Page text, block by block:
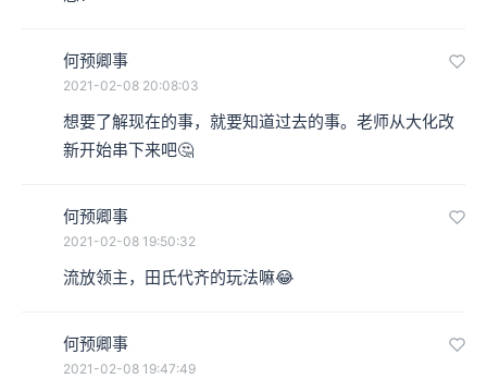
何预卿事
2021-02-08 20:08:03
想要了解现在的事，就要知道过去的事。老师从大化改
新开始串下来吧🤔
何预卿事
2021-02-08 19:50:32
流放领主，田氏代齐的玩法嘛😂
何预卿事
2021-02-08 19:47:49